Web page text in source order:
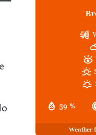
59 %
Weather